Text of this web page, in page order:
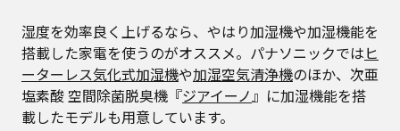
湿度を効率良く上げるなら、やはり加湿機や加湿機能を
搭載した家電を使うのがオススメ。パナソニックではヒ
ーターレス気化式加湿機や加湿空気清浄機のほか、次亜
塩素酸 空間除菌脱臭機『ジアイーノ』に加湿機能を搭
載したモデルも用意しています。